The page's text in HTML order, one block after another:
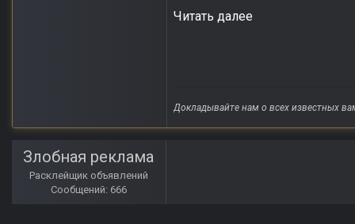
Читать далее
Докладывайте нам о всех известных
Злобная реклама
Расклейщик объявлений
Сообщений: 666